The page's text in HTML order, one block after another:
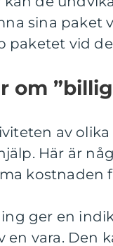
sina paket
vid
om
av
Här är
kostnaden
ger en
en vara. Den